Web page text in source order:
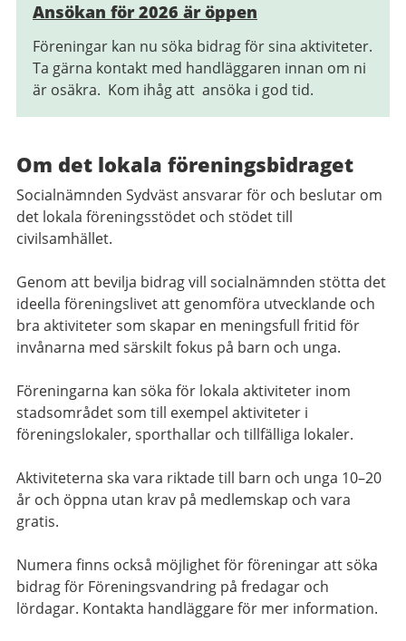
Ansökan för 2026 är öppen
Föreningar kan nu söka bidrag för sina aktiviteter.
Ta gärna kontakt med handläggaren innan om ni
är osäkra. Kom ihåg att ansöka i god tid.
Om det lokala föreningsbidraget
Socialnämnden Sydväst ansvarar för och beslutar om
det lokala föreningsstödet och stödet till
civilsamhället.
Genom att bevilja bidrag vill socialnämnden stötta det
ideella föreningslivet att genomföra utvecklande och
bra aktiviteter som skapar en meningsfull fritid för
invånarna med särskilt fokus på barn och unga.
Föreningarna kan söka för lokala aktiviteter inom
stadsområdet som till exempel aktiviteter i
föreningslokaler, sporthallar och tillfälliga lokaler.
Aktiviteterna ska vara riktade till barn och unga 10–20
år och öppna utan krav på medlemskap och vara
gratis.
Numera finns också möjlighet för föreningar att söka
bidrag för Föreningsvandring på fredagar och
lördagar. Kontakta handläggare för mer information.